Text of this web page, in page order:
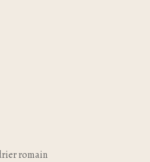
romain